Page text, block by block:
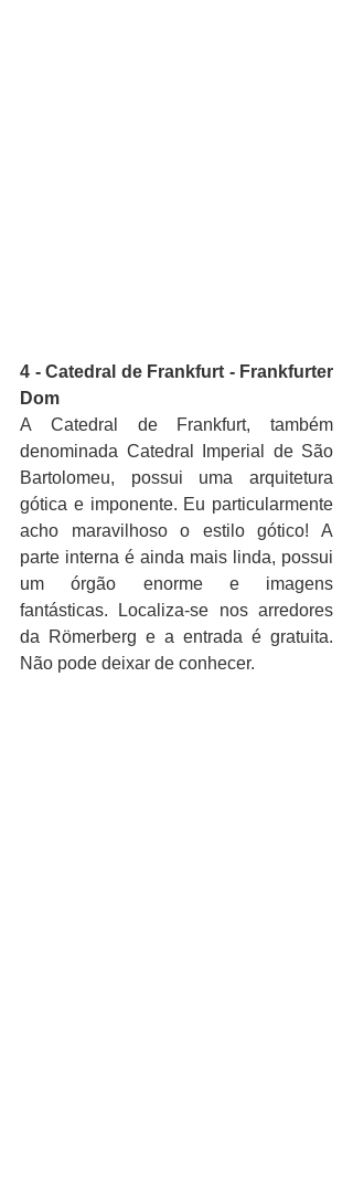
4 - Catedral de Frankfurt - Frankfurter
Dom
A Catedral de Frankfurt, também
denominada Catedral Imperial de São
Bartolomeu, possui uma arquitetura
gótica e imponente. Eu particularmente
acho maravilhoso o estilo gótico! A
parte interna é ainda mais linda, possui
um órgão enorme e imagens
fantásticas. Localiza-se nos arredores
da Römerberg e a entrada é gratuita.
Não pode deixar de conhecer.